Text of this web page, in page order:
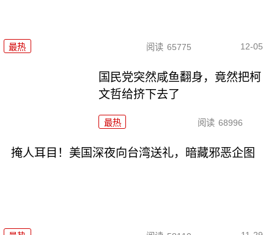
最热 阅读 65775 12-05
国民党突然咸鱼翻身，竟然把柯
文哲给挤下去了
最热 阅读 68996
掩人耳目！美国深夜向台湾送礼，暗藏邪恶企图